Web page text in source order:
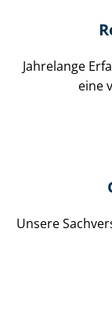
Jahrelange
eine
Unsere